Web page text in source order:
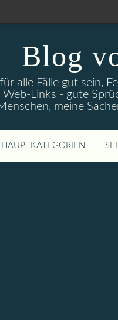
Blog
alle Fälle gut sein,
Web-Links - gute
meine
HAUPTKATEGORIEN